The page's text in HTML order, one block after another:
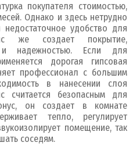
покупателя стоимостью,
Однако и здесь нетрудно
недостаточное удобство для
же создает покрытие,
и надежностью. Если для
дорогая гипсовая
профессионал с большим
в нанесении слоя
считается безопасным для
он создает в комнате
тепло, регулирует
помещение, так
соседям.